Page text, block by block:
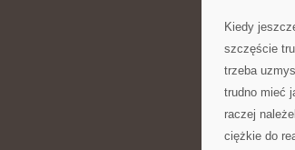
Kiedy
szczęście
trzeba
trudno mieć
raczej
ciężkie do